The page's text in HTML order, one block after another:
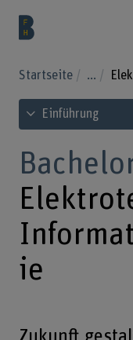
Startseite ...
Inhaltsverzeichnis
Einführung
ie